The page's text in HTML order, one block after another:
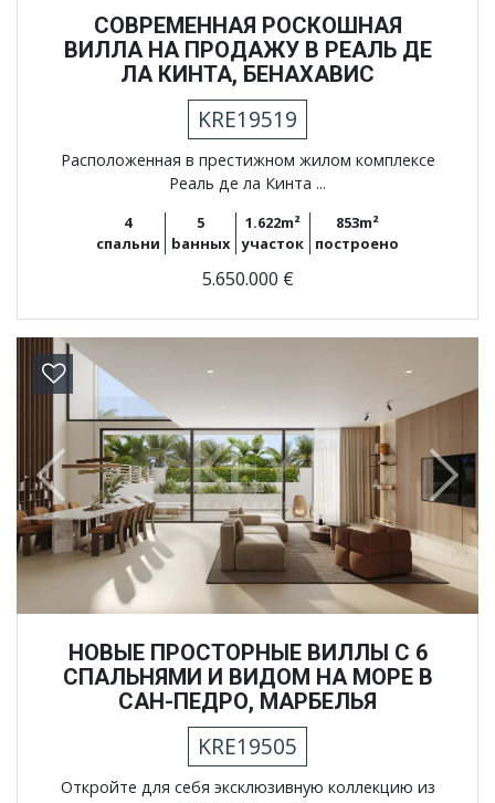
СОВРЕМЕННАЯ РОСКОШНАЯ
ВИЛЛА НА ПРОДАЖУ В РЕАЛЬ ДЕ
ЛА КИНТА, БЕНАХАВИС
KRE19519
Расположенная в престижном жилом комплексе
Реаль де ла Кинта ...
4
спальни
5
bанных
1.622m²
участок
853m²
построено
5.650.000 €
Previous Next
НОВЫЕ ПРОСТОРНЫЕ ВИЛЛЫ С 6
СПАЛЬНЯМИ И ВИДОМ НА МОРЕ В
САН-ПЕДРО, МАРБЕЛЬЯ
KRE19505
Откройте для себя эксклюзивную коллекцию из